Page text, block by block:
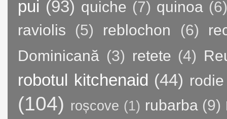
pui (93) quiche (7) quinoa
raviolis
(5) reblochon (6)
Dominicană (3) retete (4)
robotul kitchenaid (44) rodie
(104) roșcove (1) rubarba (9)